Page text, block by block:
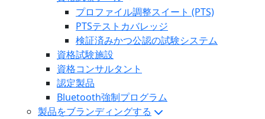
プロファイル調整スイート (PTS)
PTSテストカバレッジ
検証済みかつ公認の試験システム
資格試験施設
資格コンサルタント
認定製品
Bluetooth強制プログラム
製品をブランディングする